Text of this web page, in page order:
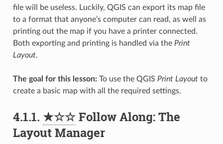
file will be useless. Luckily, QGIS can export its map file
to a format that anyone’s computer can read, as well as
printing out the map if you have a printer connected.
Both exporting and printing is handled via the Print
Layout.
The goal for this lesson:To use the QGIS Print Layoutto
create a basic map with all the required settings.
4.1.1. ★☆☆Follow Along: The
Layout Manager